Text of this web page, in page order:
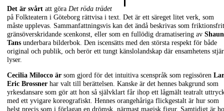
Det är svårt att göra Det röda trädet
på Folkteatern i Göteborg rättvisa i text. Det är ett säreget litet verk, som
måste upplevas. Sammanfattningsvis kan det ändå beskrivas som
gränsöverskridande scenkonst, eller som en fullödig dramatisering av Shaun
Tans underbara bilderbok. Den iscensätts med den största respekt för både
original och publik, och berör ett tungt känslolandskap där ensamhetens
lyser.
Cecilia Milocco är som gjord för det intuitiva scenspråk som regissören
Eric Brossner har valt till berättelsen. Kanske är det hennes bakgrund som
yrkesdansare som gör att hon så självklart får ihop ett lågmält teatralt
med ett yvigare koreografiskt. Hennes orangehåriga flickgestalt är hur som
helst precis som i förlagan en drömsk, närmast magisk figur. Samtidigt är